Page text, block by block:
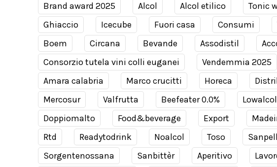
Brand award 2025
Alcol Alcol etilico Tonic
Ghiaccio
Icecube Fuori casa Consumi
Boem
Circana Bevande Assodistil
Consorzio tutela vini colli euganei
Vendemmia 2025
Amara calabria
Marco crucitti Horeca
Mercosur
Valfrutta Beefeater 0.0% Lowalcol
Doppiomalto
Food&beverage Export
Rtd
Readytodrink Noalcol Toso
Sorgentenossana
Sanbittèr Aperitivo